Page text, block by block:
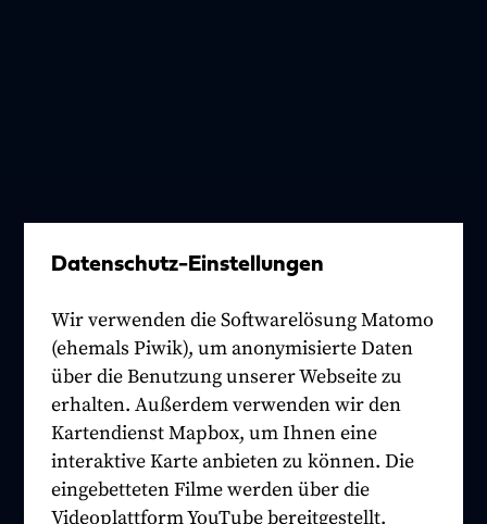
Datenschutz-Einstellungen
Wir verwenden die Softwarelösung Matomo
(ehemals Piwik), um anonymisierte Daten
über die Benutzung unserer Webseite zu
erhalten. Außerdem verwenden wir den
Kartendienst Mapbox, um Ihnen eine
interaktive Karte anbieten zu können. Die
eingebetteten Filme werden über die
Videoplattform YouTube bereitgestellt.